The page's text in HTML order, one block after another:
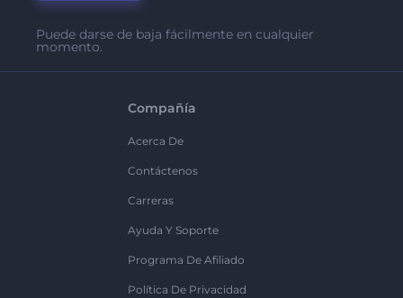
Puede darse de baja fácilmente en cualquier
momento.
Compañía
Acerca De
Contáctenos
Carreras
Ayuda Y Soporte
Programa De Afiliado
Política De Privacidad